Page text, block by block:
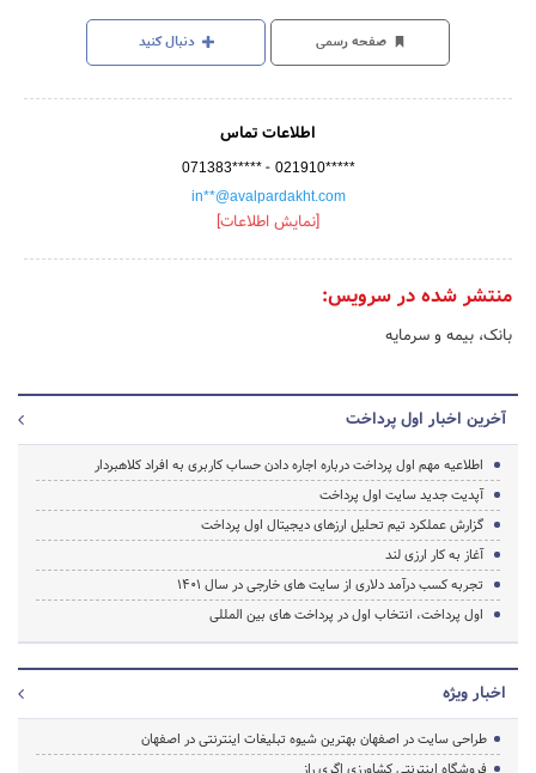
صفحه رسمی دنبال کنید
اطلاعات تماس
071383***** - 021910*****
in**@avalpardakht.com
[نمایش اطلاعات]
منتشر شده در سرویس:
بانک، بیمه و سرمایه
آخرین اخبار اول پرداخت
اطلاعیه مهم اول پرداخت درباره اجاره دادن حساب کاربری به افراد کلاهبردار
آپدیت جدید سایت اول پرداخت
گزارش عملکرد تیم تحلیل ارزهای دیجیتال اول پرداخت
آغاز به کار ارزی لند
تجربه کسب درآمد دلاری از سایت های خارجی در سال 1401
اول پرداخت، انتخاب اول در پرداخت های بین المللی
اخبار ویژه
طراحی سایت در اصفهان بهترین شیوه تبلیغات اینترنتی در اصفهان